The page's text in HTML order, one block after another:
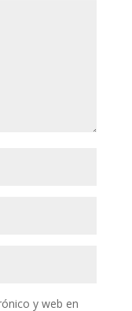
y web en